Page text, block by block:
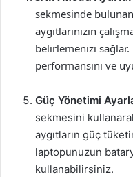
sekmesinde
aygıtlarınızın
belirlemenizi
performansını ve
Güç Yönetimi
sekmesini
aygıtların güç
laptopunuzun
kullanabilirsiniz.